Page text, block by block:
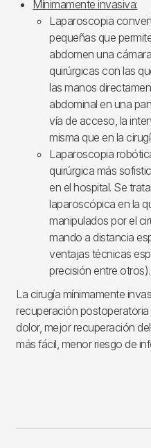
Mínimamente invasiva:
Laparoscopia
pequeñas que
abdomen una
quirúrgicas con las
las manos
abdominal en una
vía de acceso, la
misma que en la
Laparoscopia
quirúrgica más
en el hospital. Se
laparoscópica en la
manipulados por el
mando a distancia
ventajas técnicas
precisión entre otros).
La cirugía mínimamente
recuperación
dolor, mejor recuperación
más fácil, menor riesgo de